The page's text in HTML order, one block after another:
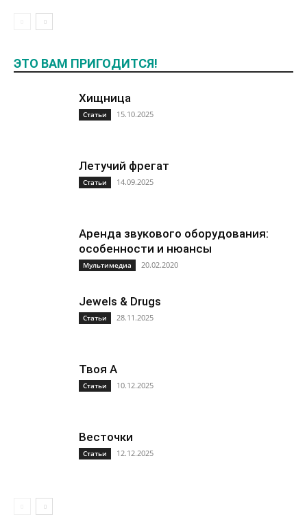
ЭТО ВАМ ПРИГОДИТСЯ!
Хищница
Статьи 15.10.2025
Летучий фрегат
Статьи 14.09.2025
Аренда звукового оборудования:
особенности и нюансы
Мультимедиа 20.02.2020
Jewels & Drugs
Статьи 28.11.2025
Твоя А
Статьи 10.12.2025
Весточки
Статьи 12.12.2025